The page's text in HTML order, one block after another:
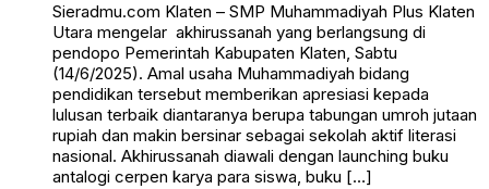
Sieradmu.com Klaten – SMP Muhammadiyah Plus Klaten
Utara mengelar akhirussanah yang berlangsung di
pendopo Pemerintah Kabupaten Klaten, Sabtu
(14/6/2025). Amal usaha Muhammadiyah bidang
pendidikan tersebut memberikan apresiasi kepada
lulusan terbaik diantaranya berupa tabungan umroh jutaan
rupiah dan makin bersinar sebagai sekolah aktif literasi
nasional. Akhirussanah diawali dengan launching buku
antalogi cerpen karya para siswa, buku […]